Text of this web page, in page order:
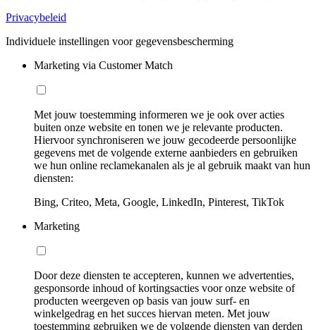
Privacybeleid
Individuele instellingen voor gegevensbescherming
Marketing via Customer Match
Met jouw toestemming informeren we je ook over acties
buiten onze website en tonen we je relevante producten.
Hiervoor synchroniseren we jouw gecodeerde persoonlijke
gegevens met de volgende externe aanbieders en gebruiken
we hun online reclamekanalen als je al gebruik maakt van hun
diensten:
Bing, Criteo, Meta, Google, LinkedIn, Pinterest, TikTok
Marketing
Door deze diensten te accepteren, kunnen we advertenties,
gesponsorde inhoud of kortingsacties voor onze website of
producten weergeven op basis van jouw surf- en
winkelgedrag en het succes hiervan meten. Met jouw
toestemming gebruiken we de volgende diensten van derden